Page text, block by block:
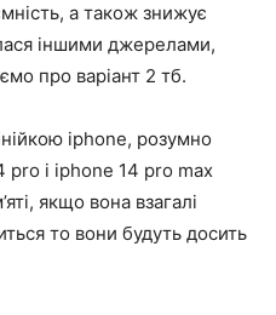
а також знижує
іншими джерелами,
про варіант 2 тб.
iphone, розумно
pro і iphone 14 pro max
якщо вона взагалі
то вони будуть досить